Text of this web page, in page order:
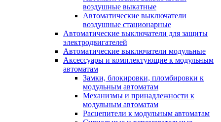
воздушные выкатные
Автоматические выключатели
воздушные стационарные
Автоматические выключатели для защиты
электродвигателей
Автоматические выключатели модульные
Аксессуары и комплектующие к модульным
автоматам
Замки, блокировки, пломбировки к
модульным автоматам
Механизмы и принадлежности к
модульным автоматам
Расцепители к модульным автоматам